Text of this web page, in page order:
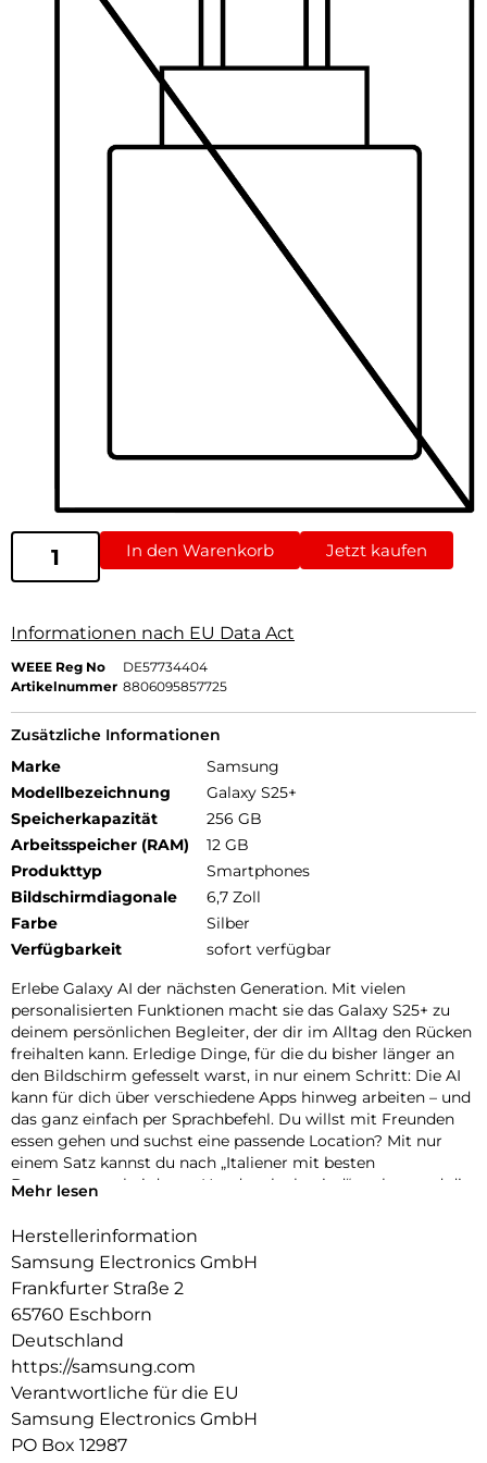
In den Warenkorb Jetzt kaufen
Informationen nach EU Data Act
WEEE Reg No
DE57734404
Artikelnummer 8806095857725
Zusätzliche Informationen
Marke
Samsung
Modellbezeichnung
Galaxy S25+
Speicherkapazität
256 GB
Arbeitsspeicher (RAM)
12 GB
Produkttyp
Smartphones
Bildschirmdiagonale
6,7 Zoll
Farbe
Silber
Verfügbarkeit
sofort verfügbar
Erlebe Galaxy AI der nächsten Generation. Mit vielen
personalisierten Funktionen macht sie das Galaxy S25+ zu
deinem persönlichen Begleiter, der dir im Alltag den Rücken
freihalten kann. Erledige Dinge, für die du bisher länger an
den Bildschirm gefesselt warst, in nur einem Schritt: Die AI
kann für dich über verschiedene Apps hinweg arbeiten – und
das ganz einfach per Sprachbefehl. Du willst mit Freunden
essen gehen und suchst eine passende Location? Mit nur
einem Satz kannst du nach „Italiener mit besten
Bewertungen, bei denen Hunde erlaubt sind“ suchen und die
lassen. Dir ist es wichtig, up-to-date zu bleiben? Auch darum
automatischen Now Briefs
versorgt es dich mit Tipps und Updates rund um deine
Routinen. Auf deiner täglichen Strecke zum Büro ist heute
viel Verkehr? Schon erhältst du die Mitteilung, dass du 10
Minuten früher losfahren solltest. Sogar an einen Schirm
wirst du erinnert, wenn sich schlechtes Wetter ankündigt. So
wirst du nicht im Regen stehen gelassen – und auch im
Dunkeln nicht: Dank AI-gestützter Optimierung in Echtzeit
machst du mit der hochauflösenden Kamera auch bei Nacht
Mehr lesen
Herstellerinformation
Samsung Electronics GmbH
Frankfurter Straße 2
65760 Eschborn
Deutschland
https://samsung.com
Verantwortliche für die EU
Samsung Electronics GmbH
PO Box 12987